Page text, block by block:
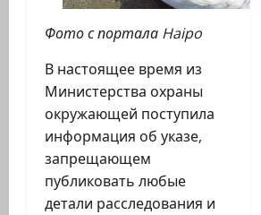
Фото с портала Haipo
В настоящее время из
Министерства охраны
окружающей поступила
информация об указе,
запрещающем
публиковать любые
детали расследования и